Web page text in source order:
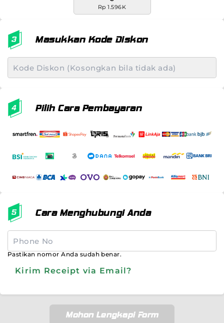
Rp 1.596K
Masukkan Kode Diskon
Pilih Cara Pembayaran
Cara Menghubungi Anda
Pastikan nomor Anda sudah benar.
Kirim Receipt via Email?
Mohon Lengkapi Form